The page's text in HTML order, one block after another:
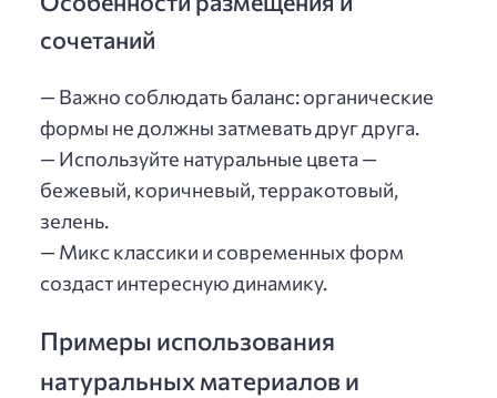
сочетаний
— Важно соблюдать баланс: органические
формы не должны затмевать друг друга.
— Используйте натуральные цвета —
бежевый, коричневый, терракотовый,
зелень.
— Микс классики и современных форм
создаст интересную динамику.
Примеры использования
натуральных материалов и